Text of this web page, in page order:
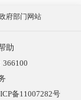
府部门网站
助
366100
备11007282号